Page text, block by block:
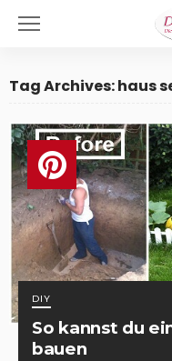
Tag Archives: haus
DIY
So kannst du
bauen